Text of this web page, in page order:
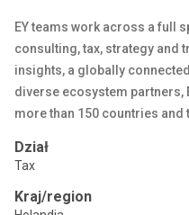
EY teams work across a full
consulting, tax, strategy and
insights, a globally
diverse ecosystem partners,
more than 150 countries
Dział
Tax
Kraj/region